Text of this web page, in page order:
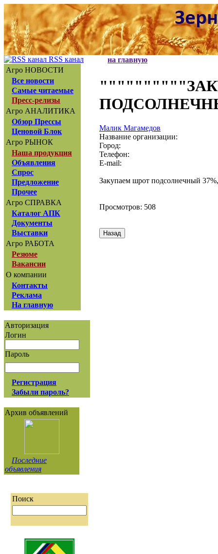
RSS канал
Агро НОВОСТИ
Все новости
Самые читаемые
Пресс-релизы
Агро АНАЛИТИКА
Обзор Прессы
Ценовой Блок
Агро РЫНОК
Наша продукция
Объявления
Спрос
Предложение
Прочее
Агро СПРАВКА
Каталог АПК
Документы
Выставки
Агро РАБОТА
Резюме
Вакансии
О компании
Контакты
Реклама
На главную
Авторизация
Логин
Пароль
Регистрация
Забыли пароль?
Архив объявлений
Последние
объявления
Поиск
на главную
Малик Магамедов
Название организации:
Город:
Телефон:
E-mail:
Закупаем шрот подсолнечный
Просмотров: 508